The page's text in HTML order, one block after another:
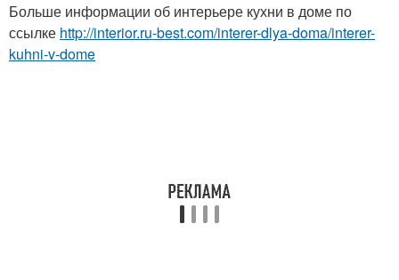
Больше информации об интерьере кухни в доме по
ссылке http://interior.ru-best.com/interer-dlya-doma/interer-
kuhni-v-dome